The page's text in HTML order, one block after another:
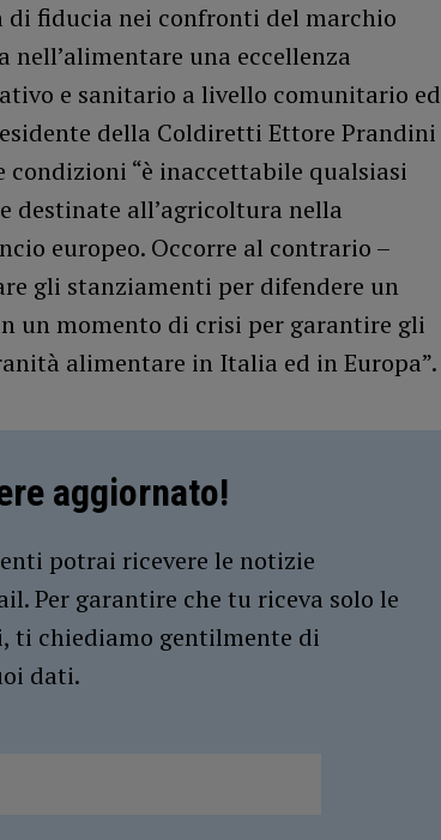
di fiducia nei confronti del marchio
una eccellenza
e sanitario a livello comunitario ed
della Coldiretti Ettore Prandini
condizioni “è inaccettabile qualsiasi
destinate all’agricoltura nella
europeo. Occorre al contrario –
gli stanziamenti per difendere un
un momento di crisi per garantire gli
alimentare in Italia ed in Europa”.
aggiornato!
potrai ricevere le notizie
Per garantire che tu riceva solo le
ti chiediamo gentilmente di
dati.